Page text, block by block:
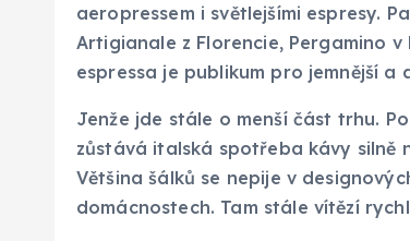
aeropressem i světlejšími espresy.
Artigianale z Florencie, Pergamino
espressa je publikum pro jemnější a
Jenže jde stále o menší část trhu.
zůstává italská spotřeba kávy silně
Většina šálků se nepije v
domácnostech. Tam stále vítězí